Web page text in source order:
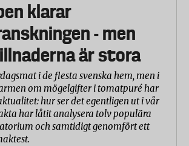
klarar
- men
är stora
i de flesta svenska hem, men i
om mögelgifter i tomatpuré har
hur ser det egentligen ut i vår
har låtit analysera tolv populära
och samtidigt genomfört ett